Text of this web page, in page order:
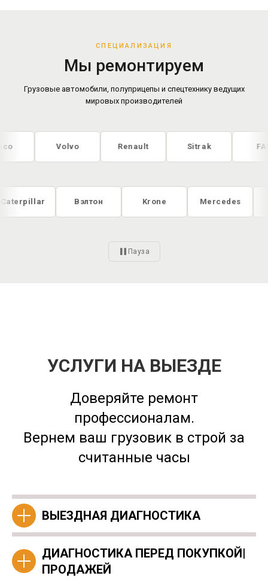
СПЕЦИАЛИЗАЦИЯ
Мы ремонтируем
Грузовые автомобили, полуприцепы и спецтехнику ведущих
мировых производителей
Renault
Caterpillar
Пауза
УСЛУГИ НА ВЫЕЗДЕ
Доверяйте ремонт
профессионалам.
Вернем ваш грузовик в строй за
считанные часы
ВЫЕЗДНАЯ ДИАГНОСТИКА
ДИАГНОСТИКА ПЕРЕД ПОКУПКОЙ|
ПРОДАЖЕЙ